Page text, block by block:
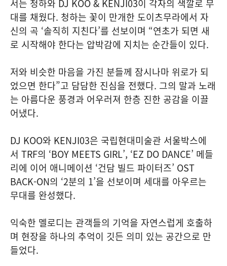
서는 청하와 DJ KOO & KENJI03이 각자의 색깔로 무
대를 채웠다. 청하는 꽃이 만개한 도이츠무라에서 자
신의 곡 ‘솔직히 지친다’를 선보이며 “연초가 되면 새
로 시작해야 한다는 압박감에 지치는 순간들이 있다.
저와 비슷한 마음을 가진 분들께 잠시나마 위로가 되
었으면 한다”고 담담한 진심을 전했다. 그의 말과 노래
는 아름다운 풍경과 어우러져 한층 진한 공감을 이끌
어냈다.
DJ KOO와 KENJI03은 국립현대미술관 서울박스에
서 TRF의 ‘BOY MEETS GIRL’, ‘EZ DO DANCE’ 메들
리에 이어 애니메이션 ‘건담 빌드 파이터즈’ OST
BACK-ON의 ‘2분의 1’을 선보이며 세대를 아우르는
무대를 완성했다.
익숙한 멜로디는 관객들의 기억을 자연스럽게 호출하
며 현장을 하나의 추억이 깃든 의미 있는 공간으로 만
들었다.